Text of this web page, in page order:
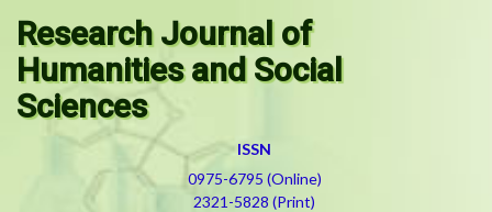
Research Journal of
Humanities and Social
Sciences
ISSN
0975-6795 (Online)
2321-5828 (Print)